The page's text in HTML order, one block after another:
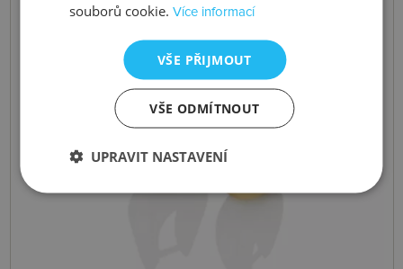
souborů cookie.Více informací
VŠE PŘIJMOUT
VŠE ODMÍTNOUT
UPRAVIT NASTAVENÍ